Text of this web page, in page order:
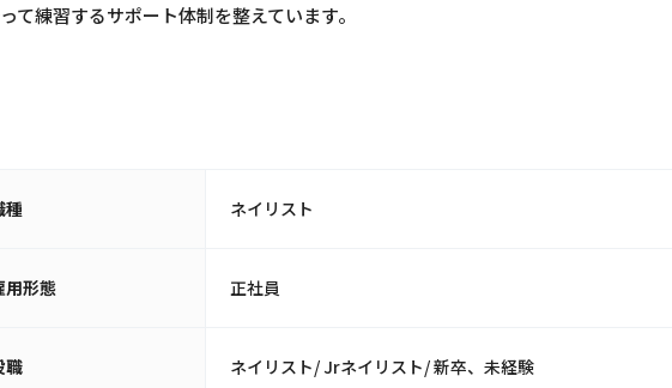
て練習するサポート体制を整えています。
種 ネイリスト
用形態 正社員
職 ネイリスト/ Jrネイリスト/ 新卒、未経験